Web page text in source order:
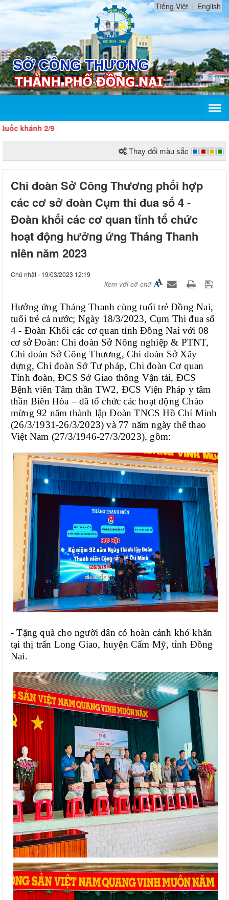
Tiếng Việt English
Thay đổi màu sắc
Chi đoàn Sở Công Thương phối hợp
các cơ sở đoàn Cụm thi đua số 4 -
Đoàn khối các cơ quan tỉnh tổ chức
hoạt động hưởng ứng Tháng Thanh
niên năm 2023
Chủ nhật - 19/03/2023 12:19
Xem với cỡ chữ
Hưởng ứng Tháng Thanh cùng tuổi trẻ Đồng Nai,
tuổi trẻ cả nước; Ngày 18/3/2023, Cụm Thi đua số
4 - Đoàn Khối các cơ quan tỉnh Đồng Nai với 08
cơ sở Đoàn: Chi đoàn Sở Nông nghiệp & PTNT,
Chi đoàn Sở Công Thương, Chi đoàn Sở Xây
dựng, Chi đoàn Sở Tư pháp, Chi đoàn Cơ quan
Tỉnh đoàn, ĐCS Sở Giao thông Vận tải, ĐCS
Bệnh viên Tâm thần TW2, ĐCS Viện Pháp y tâm
thần Biên Hòa – đã tổ chức các hoạt động Chào
mừng 92 năm thành lập Đoàn TNCS Hồ Chí Minh
(26/3/1931-26/3/2023) và 77 năm ngày thể thao
Việt Nam (27/3/1946-27/3/2023), gồm:
- Tặng quà cho người dân có hoàn cảnh khó khăn
tại thị trấn Long Giao, huyện Cẩm Mỹ, tỉnh Đồng
Nai.